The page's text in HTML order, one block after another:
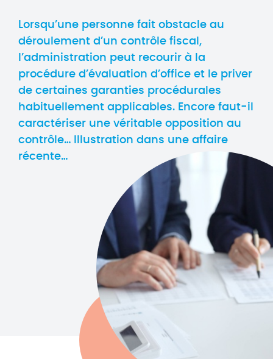
Lorsqu’une personne fait obstacle au
déroulement d’un contrôle fiscal,
l’administration peut recourir à la
procédure d’évaluation d’office et le priver
de certaines garanties procédurales
habituellement applicables. Encore faut-il
caractériser une véritable opposition au
contrôle… Illustration dans une affaire
récente…